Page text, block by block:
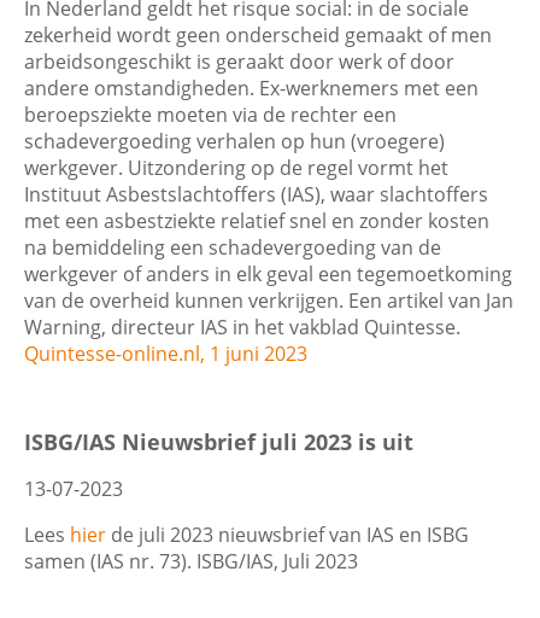
In Nederland geldt het risque social: in de sociale
zekerheid wordt geen onderscheid gemaakt of men
arbeidsongeschikt is geraakt door werk of door
andere omstandigheden. Ex-werknemers met een
beroepsziekte moeten via de rechter een
schadevergoeding verhalen op hun (vroegere)
werkgever. Uitzondering op de regel vormt het
Instituut Asbestslachtoffers (IAS), waar slachtoffers
met een asbestziekte relatief snel en zonder kosten
na bemiddeling een schadevergoeding van de
werkgever of anders in elk geval een tegemoetkoming
van de overheid kunnen verkrijgen. Een artikel van Jan
Warning, directeur IAS in het vakblad Quintesse.
Quintesse-online.nl, 1 juni 2023
ISBG/IAS Nieuwsbrief juli 2023 is uit
13-07-2023
Lees hier de juli 2023 nieuwsbrief van IAS en ISBG
samen (IAS nr. 73). ISBG/IAS, Juli 2023